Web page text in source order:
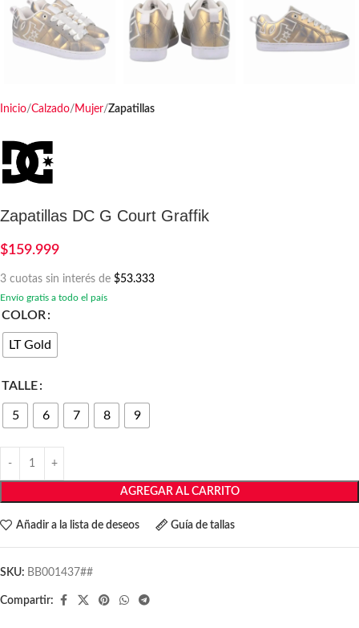
Inicio Calzado Mujer Zapatillas
Zapatillas DC G Court Graffik
$159.999
3 cuotas sin interés de $53.333
Envío gratis a todo el país
COLOR
LT Gold
TALLE
5 6 7 8 9
AGREGAR AL CARRITO
Añadir a la lista de deseos Guía de tallas
SKU: BB001437##
Compartir: